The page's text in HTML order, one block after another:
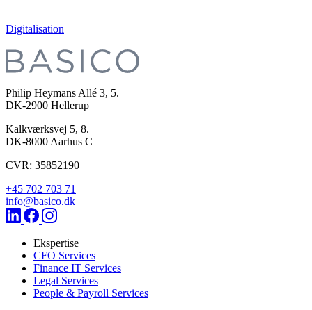
Digitalisation
Philip Heymans Allé 3, 5.
DK-2900 Hellerup
Kalkværksvej 5, 8.
DK-8000 Aarhus C
CVR: 35852190
+45 702 703 71
info@basico.dk
Ekspertise
CFO Services
Finance IT Services
Legal Services
People & Payroll Services